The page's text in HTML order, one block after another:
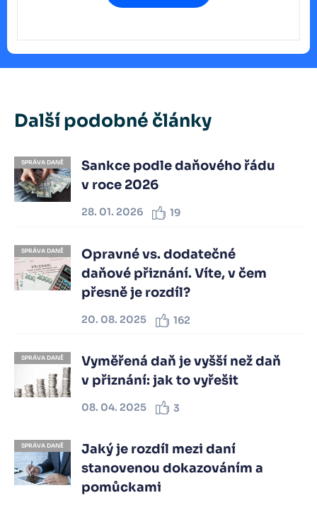
Další podobné články
SPRÁVA DANĚ
Sankce podle daňového řádu
v roce 2026
28. 01. 2026 19
SPRÁVA DANĚ
Opravné vs. dodatečné
daňové přiznání. Víte, v čem
přesně je rozdíl?
20. 08. 2025 162
SPRÁVA DANĚ
Vyměřená daň je vyšší než daň
v přiznání: jak to vyřešit
08. 04. 2025 3
SPRÁVA DANĚ
Jaký je rozdíl mezi daní
stanovenou dokazováním a
pomůckami